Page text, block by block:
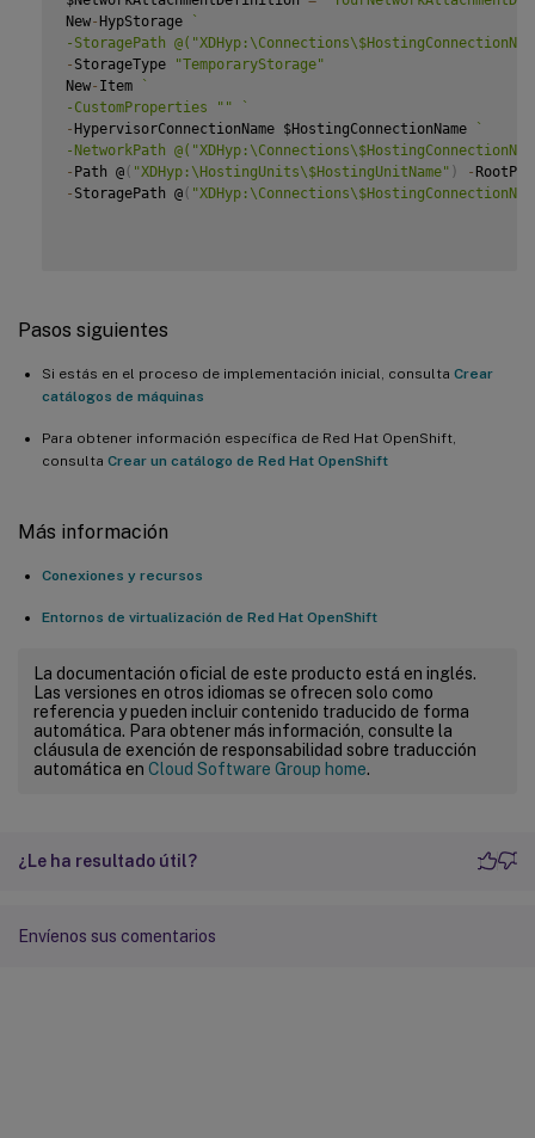
New-HypStorage
`
-StoragePath
- StorageType
"TemporaryStorage"
New- Item
`
-CustomProperties ""
`
-HypervisorConnectionName $HostingConnectionName
`
-NetworkPath
- Path @ ( "XDHyp:\HostingUnits\$HostingUnitName" ) -
- StoragePath @ (
Pasos siguientes
Si estás en el proceso de implementación inicial, consulta Crear
catálogos de máquinas
Para obtener información específica de Red Hat OpenShift,
consulta Crear un catálogo de Red Hat OpenShift
Más información
Conexiones y recursos
Entornos de virtualización de Red Hat OpenShift
La documentación oficial de este producto está en inglés.
Las versiones en otros idiomas se ofrecen solo como
referencia y pueden incluir contenido traducido de forma
automática. Para obtener más información, consulte la
cláusula de exención de responsabilidad sobre traducción
automática en Cloud Software Group home.
¿Le ha resultado útil?
Envíenos sus comentarios